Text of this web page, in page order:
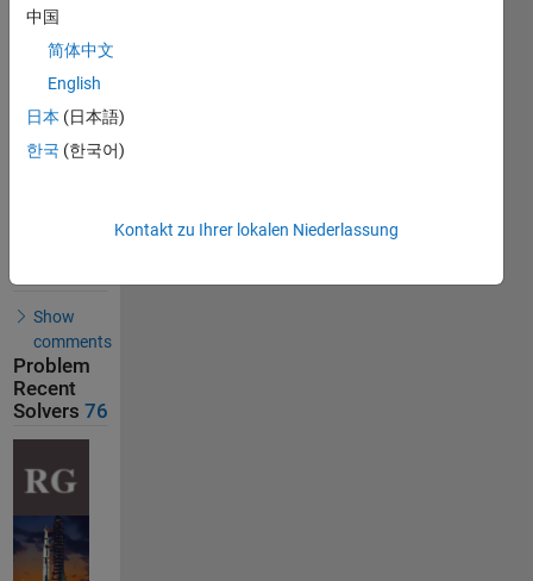
Solution
on Mar
09, 2026
Show
comments
Problem
Recent
Solvers 76
中国
简体中文
English
日本 (日本語)
한국 (한국어)
Kontakt zu Ihrer lokalen Niederlassung